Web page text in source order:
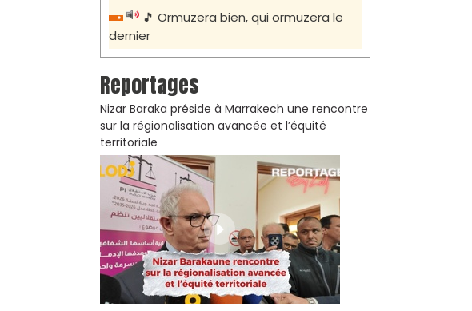
🎵 Ormuzera bien, qui ormuzera le
dernier
Reportages
Nizar Baraka préside à Marrakech une rencontre
sur la régionalisation avancée et l’équité
territoriale